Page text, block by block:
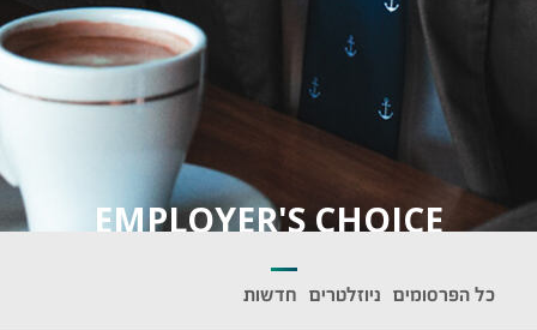
EMPLOYER'S CHOICE
כל הפרסומים ניוזלטרים חדשות